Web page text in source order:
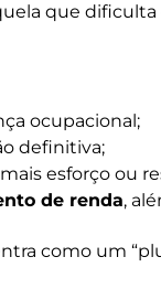
que dificulta
ocupacional;
definitiva;
esforço ou
de renda,
como um